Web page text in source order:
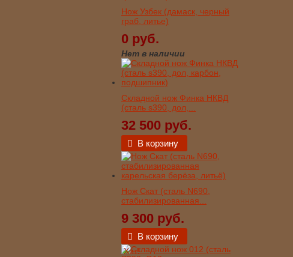
Нож Узбек (дамаск, черный
граб, литье)
0 руб.
Нет в наличии
Складной нож Финка НКВД
(сталь s390, дол,...
32 500 руб.
В корзину
Нож Скат (сталь N690,
стабилизированная...
9 300 руб.
В корзину
Хит!